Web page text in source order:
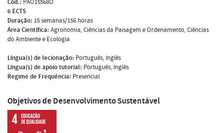
6 ECTS
Duração: 15 semanas/156 horas
Área Científica: Agronomia, Ciências da Paisagem e Ordenamento, Ciências
do Ambiente e Ecologia
Língua(s) de lecionação: Português, Inglês
Língua(s) de apoio tutorial: Português, Inglês
Regime de Frequência: Presencial
Objetivos de Desenvolvimento Sustentável